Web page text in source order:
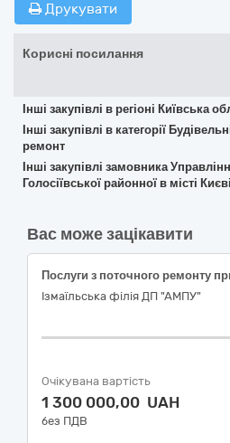
Друкувати
Корисні посилання
Інші закупівлі в регіоні Київська
Інші закупівлі в категорії
ремонт
Інші закупівлі замовника
Голосіївської районної в місті
Вас може зацікавити
Ізмаїльська філія ДП "АМПУ"
Очікувана вартість
1 300 000,00 UAH
без ПДВ